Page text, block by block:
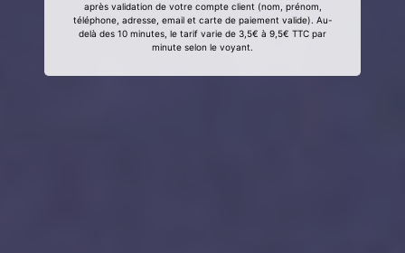
après validation de votre compte client (nom, prénom,
téléphone, adresse, email et carte de paiement valide). Au-
delà des 10 minutes, le tarif varie de 3,5€ à 9,5€ TTC par
minute selon le voyant.